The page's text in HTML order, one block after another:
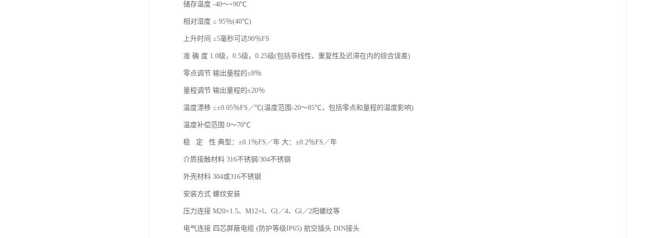
储存温度 -40～+90℃
相对湿度 ≤ 95％(40℃)
上升时间 ≤5毫秒可达90％FS
准 确 度 1.0级，0.5级，0.25级(包括非线性、重复性及迟滞在内的综合误差)
零点调节 输出量程的±8％
量程调节 输出量程的±20％
温度漂移 ≤±0.05％FS／℃(温度范围-20～85℃，包括零点和量程的温度影响)
温度补偿范围 0～70℃
稳 定 性 典型：±0.1％FS／年 大：±0.2％FS／年
介质接触材料 316不锈钢/304不锈钢
外壳材料 304或316不锈钢
安装方式 螺纹安装
压力连接 M20×1.5、M12×l、Gl／4、Gl／2阳螺纹等
电气连接 四芯屏蔽电缆 (防护等级IP65) 航空插头 DIN接头